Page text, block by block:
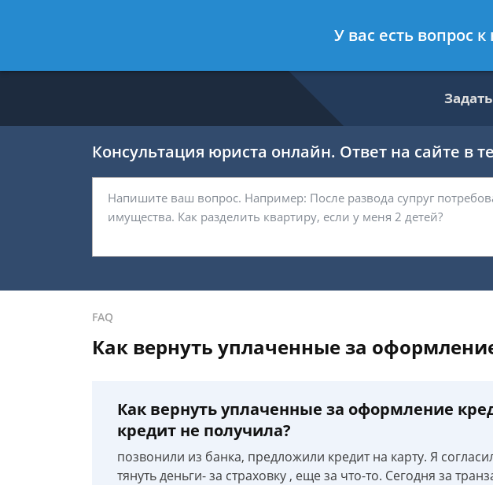
- Налоговый консультант, служащий ФНС
Консультация юриста онлайн. Ответ на сайте в
FAQ
Как вернуть уплаченные за
Как вернуть уплаченные за оформление
кредит не получила?
позвонили из банка, предложили кредит на карту. Я
тянуть деньги- за страховку , еще за что-то. Сегодня за
У вас есть вопрос к